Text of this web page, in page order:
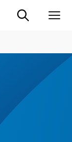
Suche ein-/